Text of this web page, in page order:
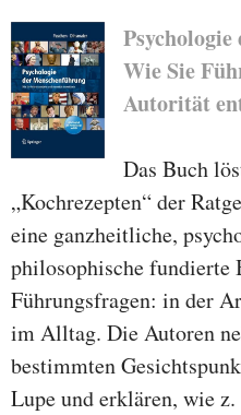
Wie Sie
Autorität
Das Buch
„Kochrezepten“ der
eine ganzheitliche,
philosophische fundierte
Führungsfragen: in der
im Alltag. Die Autoren
bestimmten
Lupe und erklären, wie z.